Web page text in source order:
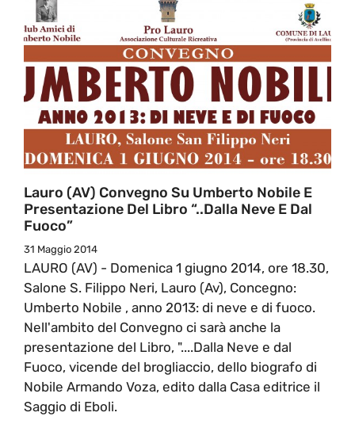
Lauro (AV) Convegno Su Umberto Nobile E
Presentazione Del Libro “..Dalla Neve E Dal
Fuoco”
31 Maggio 2014
LAURO (AV) - Domenica 1 giugno 2014, ore 18.30,
Salone S. Filippo Neri, Lauro (Av), Concegno:
Umberto Nobile , anno 2013: di neve e di fuoco.
Nell'ambito del Convegno ci sarà anche la
presentazione del Libro, "....Dalla Neve e dal
Fuoco, vicende del brogliaccio, dello biografo di
Nobile Armando Voza, edito dalla Casa editrice il
Saggio di Eboli.